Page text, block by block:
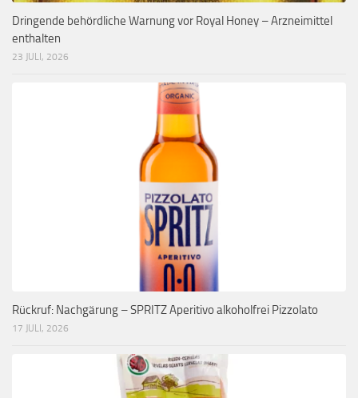
Dringende behördliche Warnung vor Royal Honey – Arzneimittel
enthalten
23 JULI, 2026
Rückruf: Nachgärung – SPRITZ Aperitivo alkoholfrei Pizzolato
17 JULI, 2026